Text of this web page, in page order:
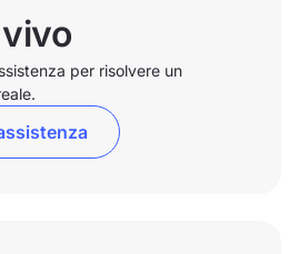
per risolvere un